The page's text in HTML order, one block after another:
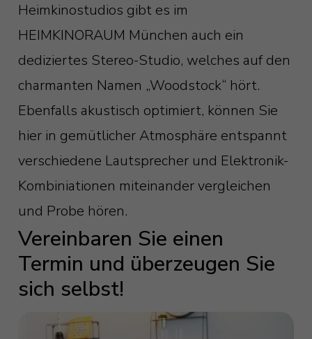
Heimkinostudios gibt es im
HEIMKINORAUM München auch ein
dediziertes Stereo-Studio, welches auf den
charmanten Namen „Woodstock“ hört.
Ebenfalls akustisch optimiert, können Sie
hier in gemütlicher Atmosphäre entspannt
verschiedene Lautsprecher und Elektronik-
Kombiniationen miteinander vergleichen
und Probe hören.
Vereinbaren Sie einen
Termin und überzeugen Sie
sich selbst!